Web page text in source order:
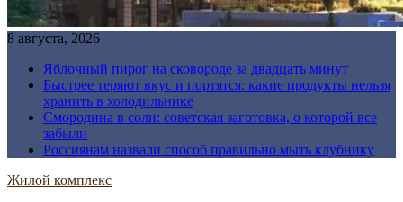
8 августа, 2026
Яблочный пирог на сковороде за двадцать минут
Быстрее теряют вкус и портятся: какие продукты нельзя
хранить в холодильнике
Смородина в соли: советская заготовка, о которой все
забыли
Россиянам назвали способ правильно мыть клубнику
Жилой комплекс